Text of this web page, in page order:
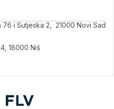
i Sutjeska 2, 21000 Novi Sad
18000 Niš